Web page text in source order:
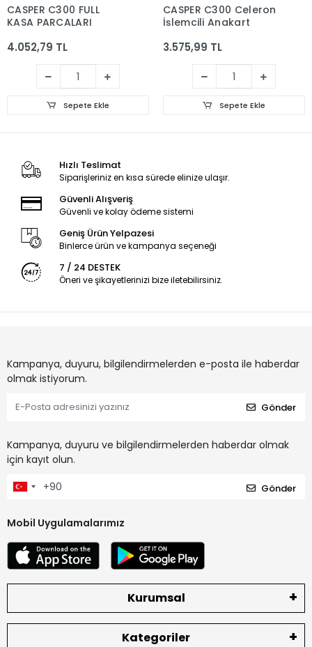
CASPER C300 FULL
KASA PARCALARI
4.052,79 TL
Sepete Ekle
CASPER C300 Celeron
İşlemcili Anakart
3.575,99 TL
Sepete Ekle
Hızlı Teslimat
Siparişleriniz en kısa sürede elinize ulaşır.
Güvenli Alışveriş
Güvenli ve kolay ödeme sistemi
Geniş Ürün Yelpazesi
Binlerce ürün ve kampanya seçeneği
7 / 24 DESTEK
Öneri ve şikayetlerinizi bize iletebilirsiniz.
Kampanya, duyuru, bilgilendirmelerden e-posta ile haberdar
olmak istiyorum.
Gönder
Kampanya, duyuru ve bilgilendirmelerden haberdar olmak
için kayıt olun.
Gönder
Mobil Uygulamalarımız
Kurumsal
Kategoriler